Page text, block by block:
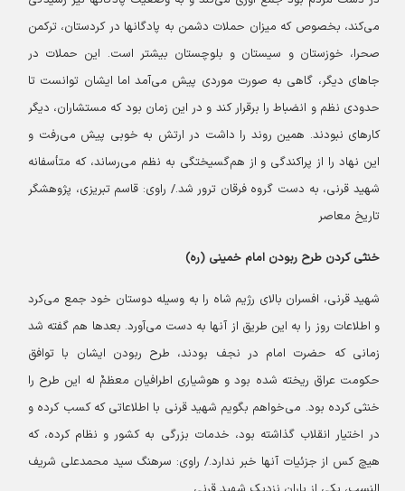
می‌کند، بخصوص که میزان حملات دشمن به پادگانها در کردستان، ترکمن
صحرا، خوزستان و سیستان و بلوچستان بیشتر است. این حملات در
جاهای دیگر، گاهی به صورت موردی پیش می‌آمد اما ایشان توانست تا
حدودی نظم و انضباط را برقرار کند و در این زمان بود که مستشاران، دیگر
کارهای نبودند. همین روند را داشت در ارتش به خوبی پیش می‌رفت و
این نهاد را از پراکندگی و از هم‌گسیختگی به نظم می‌رساند، که متأسفانه
شهید قرنی، به دست گروه فرقان ترور شد./ راوی: قاسم تبریزی، پژوهشگر
تاریخ معاصر
خنثی کردن طرح ربودن امام خمینی (ره)
شهید قرنی، افسران بالای رژیم شاه را به وسیله دوستان خود جمع می‌کرد
و اطلاعات روز را به این طریق از آنها به دست می‌آورد. بعدها هم گفته شد
زمانی که حضرت امام در نجف بودند، طرح ربودن ایشان با توافق
حکومت عراق ریخته شده بود و هوشیاری اطرافیان معظمٌ له این طرح را
خنثی کرده بود. می‌خواهم بگویم شهید قرنی با اطلاعاتی که کسب کرده و
در اختیار انقلاب گذاشته بود، خدمات بزرگی به کشور و نظام کرده، که
هیچ کس از جزئیات آنها خبر ندارد./ راوی: سرهنگ سید محمدعلی شریف